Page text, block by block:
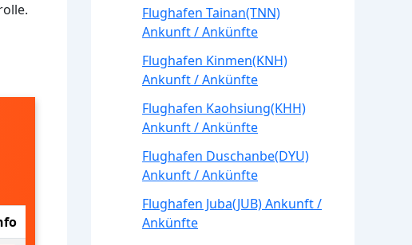
Flughafen Tainan(TNN)
Ankunft / Ankünfte
Flughafen Kinmen(KNH)
Ankunft / Ankünfte
Flughafen Kaohsiung(KHH)
Ankunft / Ankünfte
Flughafen Duschanbe(DYU)
Ankunft / Ankünfte
Flughafen Juba(JUB) Ankunft /
Ankünfte